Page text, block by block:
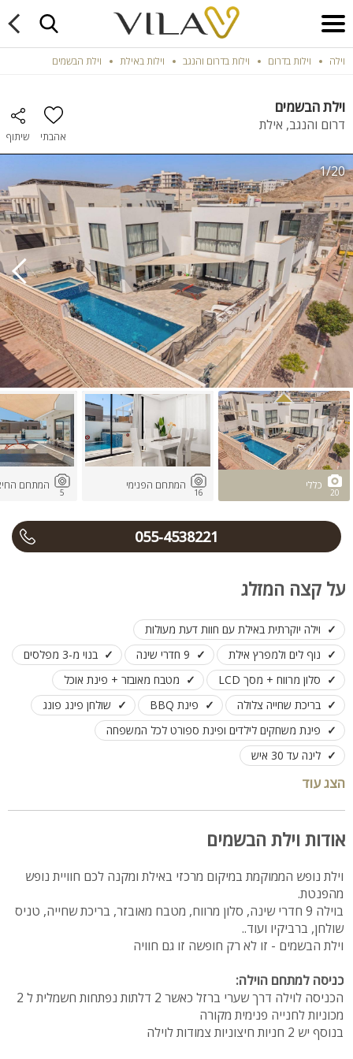
וילה וילות בדרום וילות בדרום והנגב וילות באילת וילת הבשמים
וילת הבשמים
דרום והנגב, אילת
אהבתי שיתוף
1/20
20
כללי
16
המתחם הפנימי
5
המתחם
055-4538221
על קצה המזלג
וילה יוקרתית באילת עם חוות דעת מעולות
נוף לים ולמפרץ אילת
9 חדרי שינה
בנוי מ-3 מפלסים
סלון מרווח + מסך LCD
מטבח מאובזר + פינת אוכל
בריכת שחייה צלולה
פינת BBQ
שולחן פינג פונג
פינת משחקים לילדים ופינת ספורט לכל המשפחה
לינה עד 30 איש
הצג עוד
אודות וילת הבשמים
וילת נופש הממוקמת במיקום מרכזי באילת ומקנה לכם חוויית נופש
מהפנטת.
בוילה 9 חדרי שינה, סלון מרווח, מטבח מאובזר, בריכת שחייה, טניס
שולחן, ברביקיו ועוד..
וילת הבשמים - זו לא רק חופשה זו גם חוויה
כניסה למתחם הוילה:
הכניסה לוילה דרך שערי ברזל כאשר 2 דלתות נפתחות חשמלית ל 2
מכוניות לחנייה פנימית מקורה
בנוסף יש 2 חניות חיצוניות צמודות לוילה